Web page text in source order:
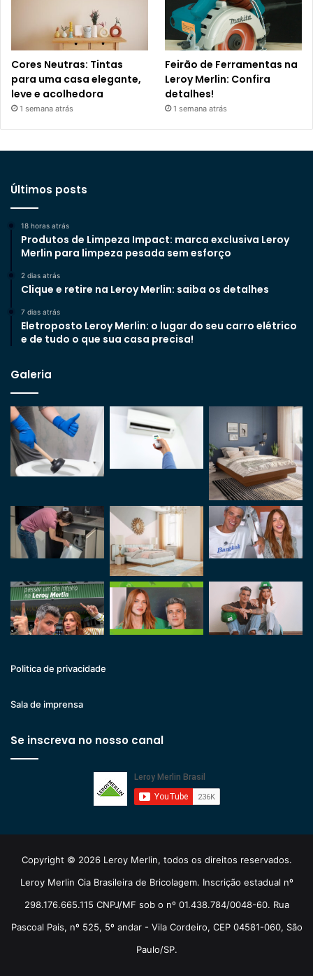
Cores Neutras: Tintas
para uma casa elegante,
leve e acolhedora
1 semana atrás
Feirão de Ferramentas na
Leroy Merlin: Confira
detalhes!
1 semana atrás
Últimos posts
18 horas atrás
Produtos de Limpeza Impact: marca exclusiva Leroy
Merlin para limpeza pesada sem esforço
2 dias atrás
Clique e retire na Leroy Merlin: saiba os detalhes
7 dias atrás
Eletroposto Leroy Merlin: o lugar do seu carro elétrico
e de tudo o que sua casa precisa!
Galeria
Politica de privacidade
Sala de imprensa
Se inscreva no nosso canal
Copyright © 2026 Leroy Merlin, todos os direitos reservados.
Leroy Merlin Cia Brasileira de Bricolagem. Inscrição estadual nº
298.176.665.115 CNPJ/MF sob o nº 01.438.784/0048-60. Rua
Pascoal Pais, nº 525, 5º andar - Vila Cordeiro, CEP 04581-060, São
Paulo/SP.